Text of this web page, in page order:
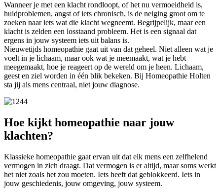
Wanneer je met een klacht rondloopt, of het nu vermoeidheid is,
huidproblemen, angst of iets chronisch, is de neiging groot om te
zoeken naar iets wat die klacht wegneemt. Begrijpelijk, maar een
klacht is zelden een losstaand probleem. Het is een signaal dat
ergens in jouw systeem iets uit balans is.
Nieuwetijds homeopathie gaat uit van dat geheel. Niet alleen wat je
voelt in je lichaam, maar ook wat je meemaakt, wat je hebt
meegemaakt, hoe je reageert op de wereld om je heen. Lichaam,
geest en ziel worden in één blik bekeken. Bij Homeopathie Holten
sta jij als mens centraal, niet jouw diagnose.
Hoe kijkt homeopathie naar jouw
klachten?
Klassieke homeopathie gaat ervan uit dat elk mens een zelfhelend
vermogen in zich draagt. Dat vermogen is er altijd, maar soms werkt
het niet zoals het zou moeten. Iets heeft dat geblokkeerd. Iets in
jouw geschiedenis, jouw omgeving, jouw systeem.